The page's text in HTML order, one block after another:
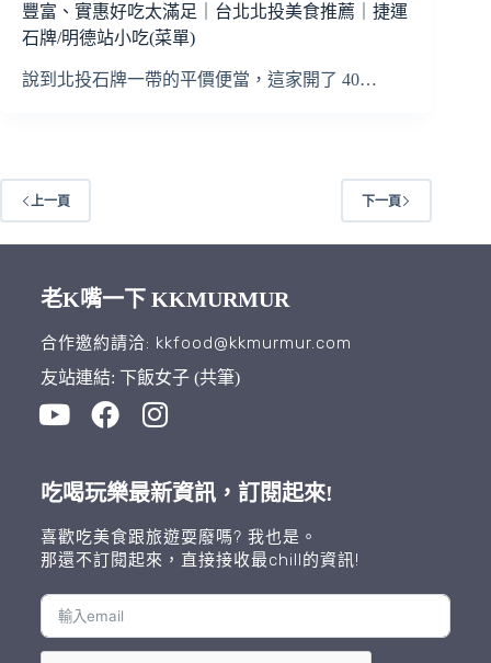
豐富、實惠好吃太滿足｜台北北投美食推薦｜捷運
石牌/明德站小吃(菜單)
說到北投石牌一帶的平價便當，這家開了 40…
上一頁 下一頁
老K嘴一下 KKMURMUR
合作邀約請洽: kkfood@kkmurmur.com
友站連結: 下飯女子 (共筆)
吃喝玩樂最新資訊，訂閱起來!
喜歡吃美食跟旅遊耍廢嗎? 我也是。
那還不訂閱起來，直接接收最chill的資訊!